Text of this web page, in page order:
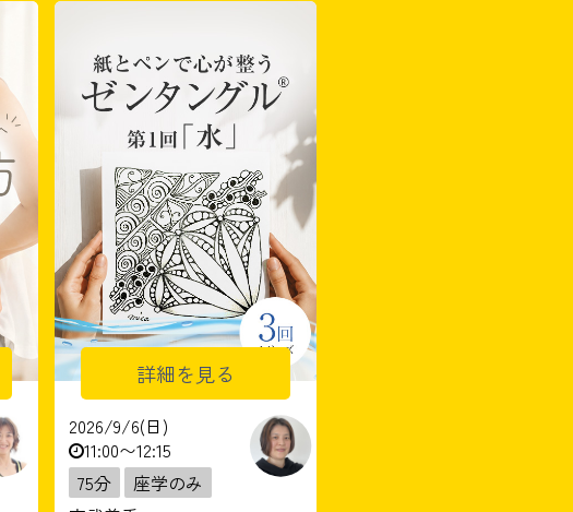
詳細を見る
2026/9/6(日)
11:00〜12:15
75分
座学のみ